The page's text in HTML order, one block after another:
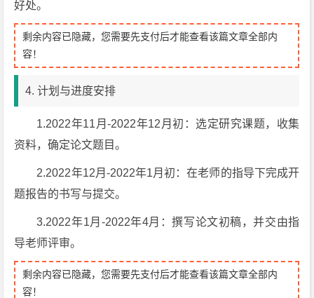
好处。
剩余内容已隐藏，您需要先支付后才能查看该篇文章全部内
容！
4. 计划与进度安排
1.2022年11月-2022年12月初：选定研究课题，收集
资料，确定论文题目。
2.2022年12月-2022年1月初：在老师的指导下完成开
题报告的书写与提交。
3.2022年1月-2022年4月：撰写论文初稿，并交由指
导老师评审。
剩余内容已隐藏，您需要先支付后才能查看该篇文章全部内
容！